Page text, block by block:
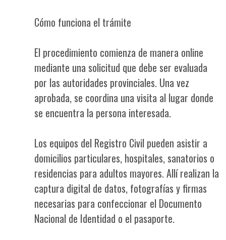
Cómo funciona el trámite
El procedimiento comienza de manera online
mediante una solicitud que debe ser evaluada
por las autoridades provinciales. Una vez
aprobada, se coordina una visita al lugar donde
se encuentra la persona interesada.
Los equipos del Registro Civil pueden asistir a
domicilios particulares, hospitales, sanatorios o
residencias para adultos mayores. Allí realizan la
captura digital de datos, fotografías y firmas
necesarias para confeccionar el Documento
Nacional de Identidad o el pasaporte.